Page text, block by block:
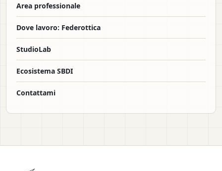
Area professionale
Dove lavoro: Federottica
StudioLab
Ecosistema SBDI
Contattami